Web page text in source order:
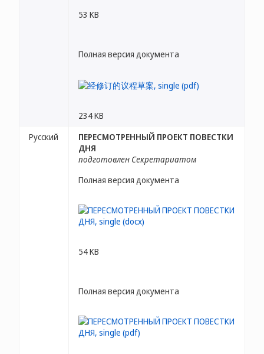
53 KB
Полная версия документа
234 KB
Русский
ПЕРЕСМОТРЕННЫЙ ПРОЕКТ ПОВЕСТКИ
ДНЯ
подготовлен Секретариатом
Полная версия документа
54 KB
Полная версия документа